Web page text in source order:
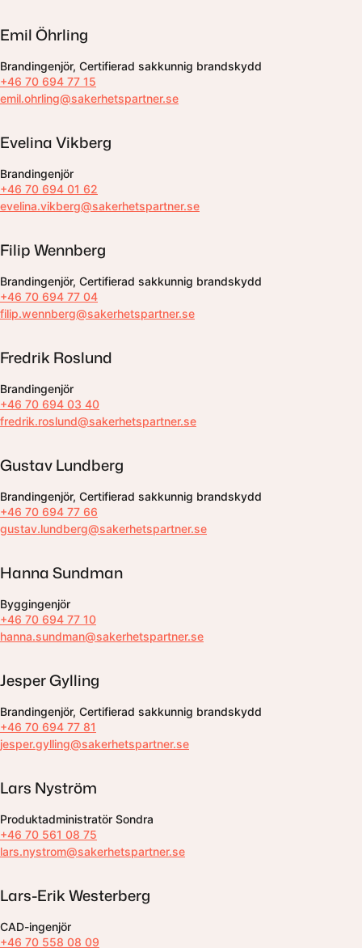
Emil Öhrling
Brandingenjör, Certifierad sakkunnig brandskydd
+46 70 694 77 15
emil.ohrling@sakerhetspartner.se
Evelina Vikberg
Brandingenjör
+46 70 694 01 62
evelina.vikberg@sakerhetspartner.se
Filip Wennberg
Brandingenjör, Certifierad sakkunnig brandskydd
+46 70 694 77 04
filip.wennberg@sakerhetspartner.se
Fredrik Roslund
Brandingenjör
+46 70 694 03 40
fredrik.roslund@sakerhetspartner.se
Gustav Lundberg
Brandingenjör, Certifierad sakkunnig brandskydd
+46 70 694 77 66
gustav.lundberg@sakerhetspartner.se
Hanna Sundman
Byggingenjör
+46 70 694 77 10
hanna.sundman@sakerhetspartner.se
Jesper Gylling
Brandingenjör, Certifierad sakkunnig brandskydd
+46 70 694 77 81
jesper.gylling@sakerhetspartner.se
Lars Nyström
Produktadministratör Sondra
+46 70 561 08 75
lars.nystrom@sakerhetspartner.se
Lars-Erik Westerberg
CAD-ingenjör
+46 70 558 08 09